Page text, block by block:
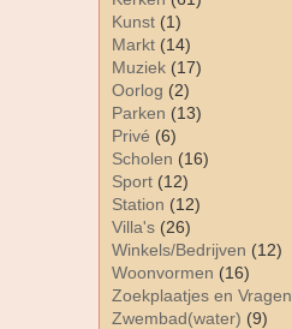
Kunst (1)
Markt (14)
Muziek (17)
Oorlog (2)
Parken (13)
Privé (6)
Scholen (16)
Sport (12)
Station (12)
Villa's (26)
Winkels/Bedrijven (12)
Woonvormen (16)
Zoekplaatjes en Vragen
Zwembad(water) (9)